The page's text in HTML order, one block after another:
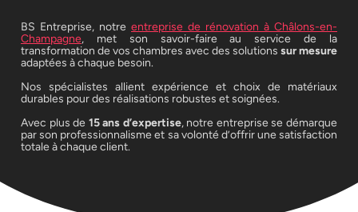
BS Entreprise, notre entreprise de rénovation à Châlons-en-
Champagne, met son savoir-faire au service de la
transformation de vos chambres avec des solutions sur mesure
adaptées à chaque besoin.
Nos spécialistes allient expérience et choix de matériaux
durables pour des réalisations robustes et soignées.
Avec plus de 15 ans d’expertise, notre entreprise se démarque
par son professionnalisme et sa volonté d’offrir une satisfaction
totale à chaque client.